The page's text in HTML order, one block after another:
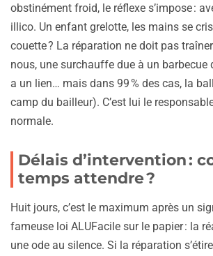
obstinément froid, le réflexe s’impose :
illico. Un enfant grelotte, les mains se
couette ? La réparation ne doit pas
nous, une surchauffe due à un barbecue
a un lien… mais dans 99 % des cas, la
camp du bailleur). C’est lui le
normale.
Délais d’intervention :
temps attendre ?
Huit jours, c’est le maximum après un
fameuse loi ALUFacile sur le papier : la
une ode au silence. Si la réparation